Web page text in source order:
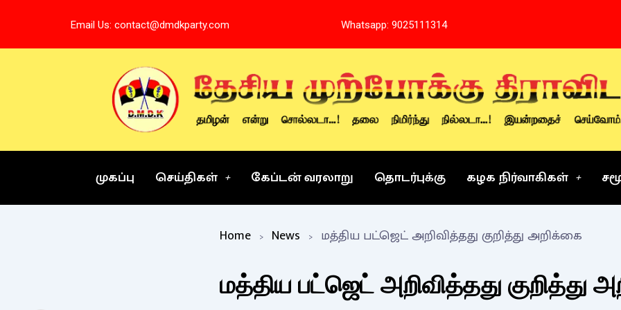
Email Us: contact@dmdkparty.com Whatsapp: 9025111314
முகப்பு செய்திகள் கேப்டன் வரலாறு தொடர்புக்கு கழக நிர்வாகிகள்
Home News மத்திய பட்ஜெட் அறிவித்தது குறித்து அறிக்கை
மத்திய பட்ஜெட் அறிவித்தது குறித்து